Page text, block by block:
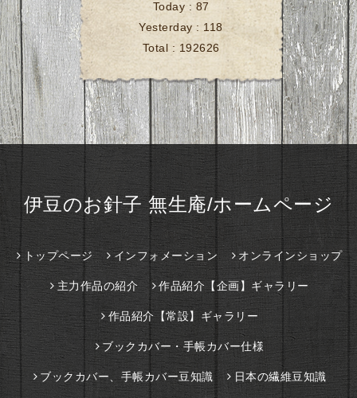
Today : 87
Yesterday : 118
Total : 192626
伊豆のお針子 無生庵/ホームページ
トップページ インフォメーション オンラインショップ
主力作品の紹介 作品紹介【企画】ギャラリー
作品紹介【常設】ギャラリー
ブックカバー・手帳カバー仕様
ブックカバー、手帳カバー豆知識 日本の繊維豆知識